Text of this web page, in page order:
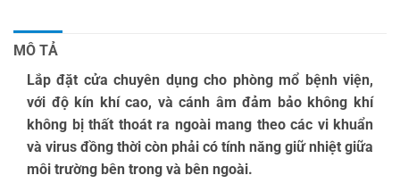
MÔ TẢ
Lắp đặt cửa chuyên dụng cho phòng mổ bệnh viện,
với độ kín khí cao, và cánh âm đảm bảo không khí
không bị thất thoát ra ngoài mang theo các vi khuẩn
và virus đồng thời còn phải có tính năng giữ nhiệt giữa
môi trường bên trong và bên ngoài.